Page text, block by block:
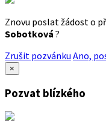
Znovu poslat žádost o
Sobotková ?
Zrušit pozvánku Ano,
×
Pozvat blízkého